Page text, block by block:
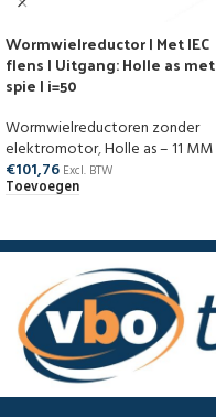
Wormwielreductor | Met IEC
flens | Uitgang: Holle as met
spie | i=50
Wormwielreductoren zonder
elektromotor,Holle as – 11 MM
€101,76 Excl. BTW
Toevoegen